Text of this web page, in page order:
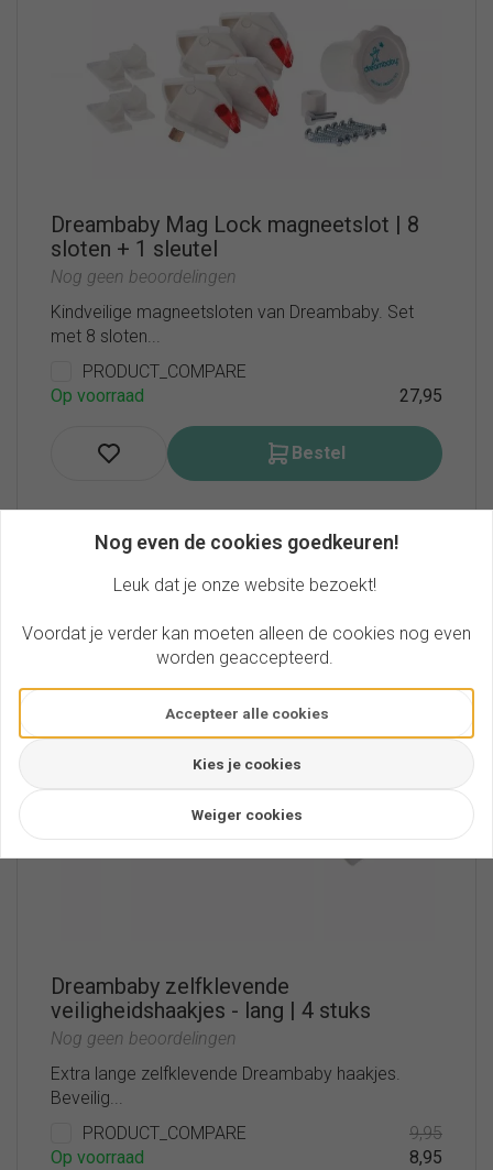
Dreambaby Mag Lock magneetslot | 8
sloten + 1 sleutel
Nog geen beoordelingen
Kindveilige magneetsloten van Dreambaby. Set
met 8 sloten...
PRODUCT_COMPARE
Op voorraad
27,95
Bestel
AANBIEDING
Dreambaby zelfklevende
veiligheidshaakjes - lang | 4 stuks
Nog geen beoordelingen
Extra lange zelfklevende Dreambaby haakjes.
Beveilig...
PRODUCT_COMPARE
Op voorraad
9,95
8,95
Nog even de cookies goedkeuren!
Leuk dat je onze website bezoekt!
Voordat je verder kan moeten alleen de cookies nog even
worden geaccepteerd.
Accepteer alle cookies
Kies je cookies
Weiger cookies